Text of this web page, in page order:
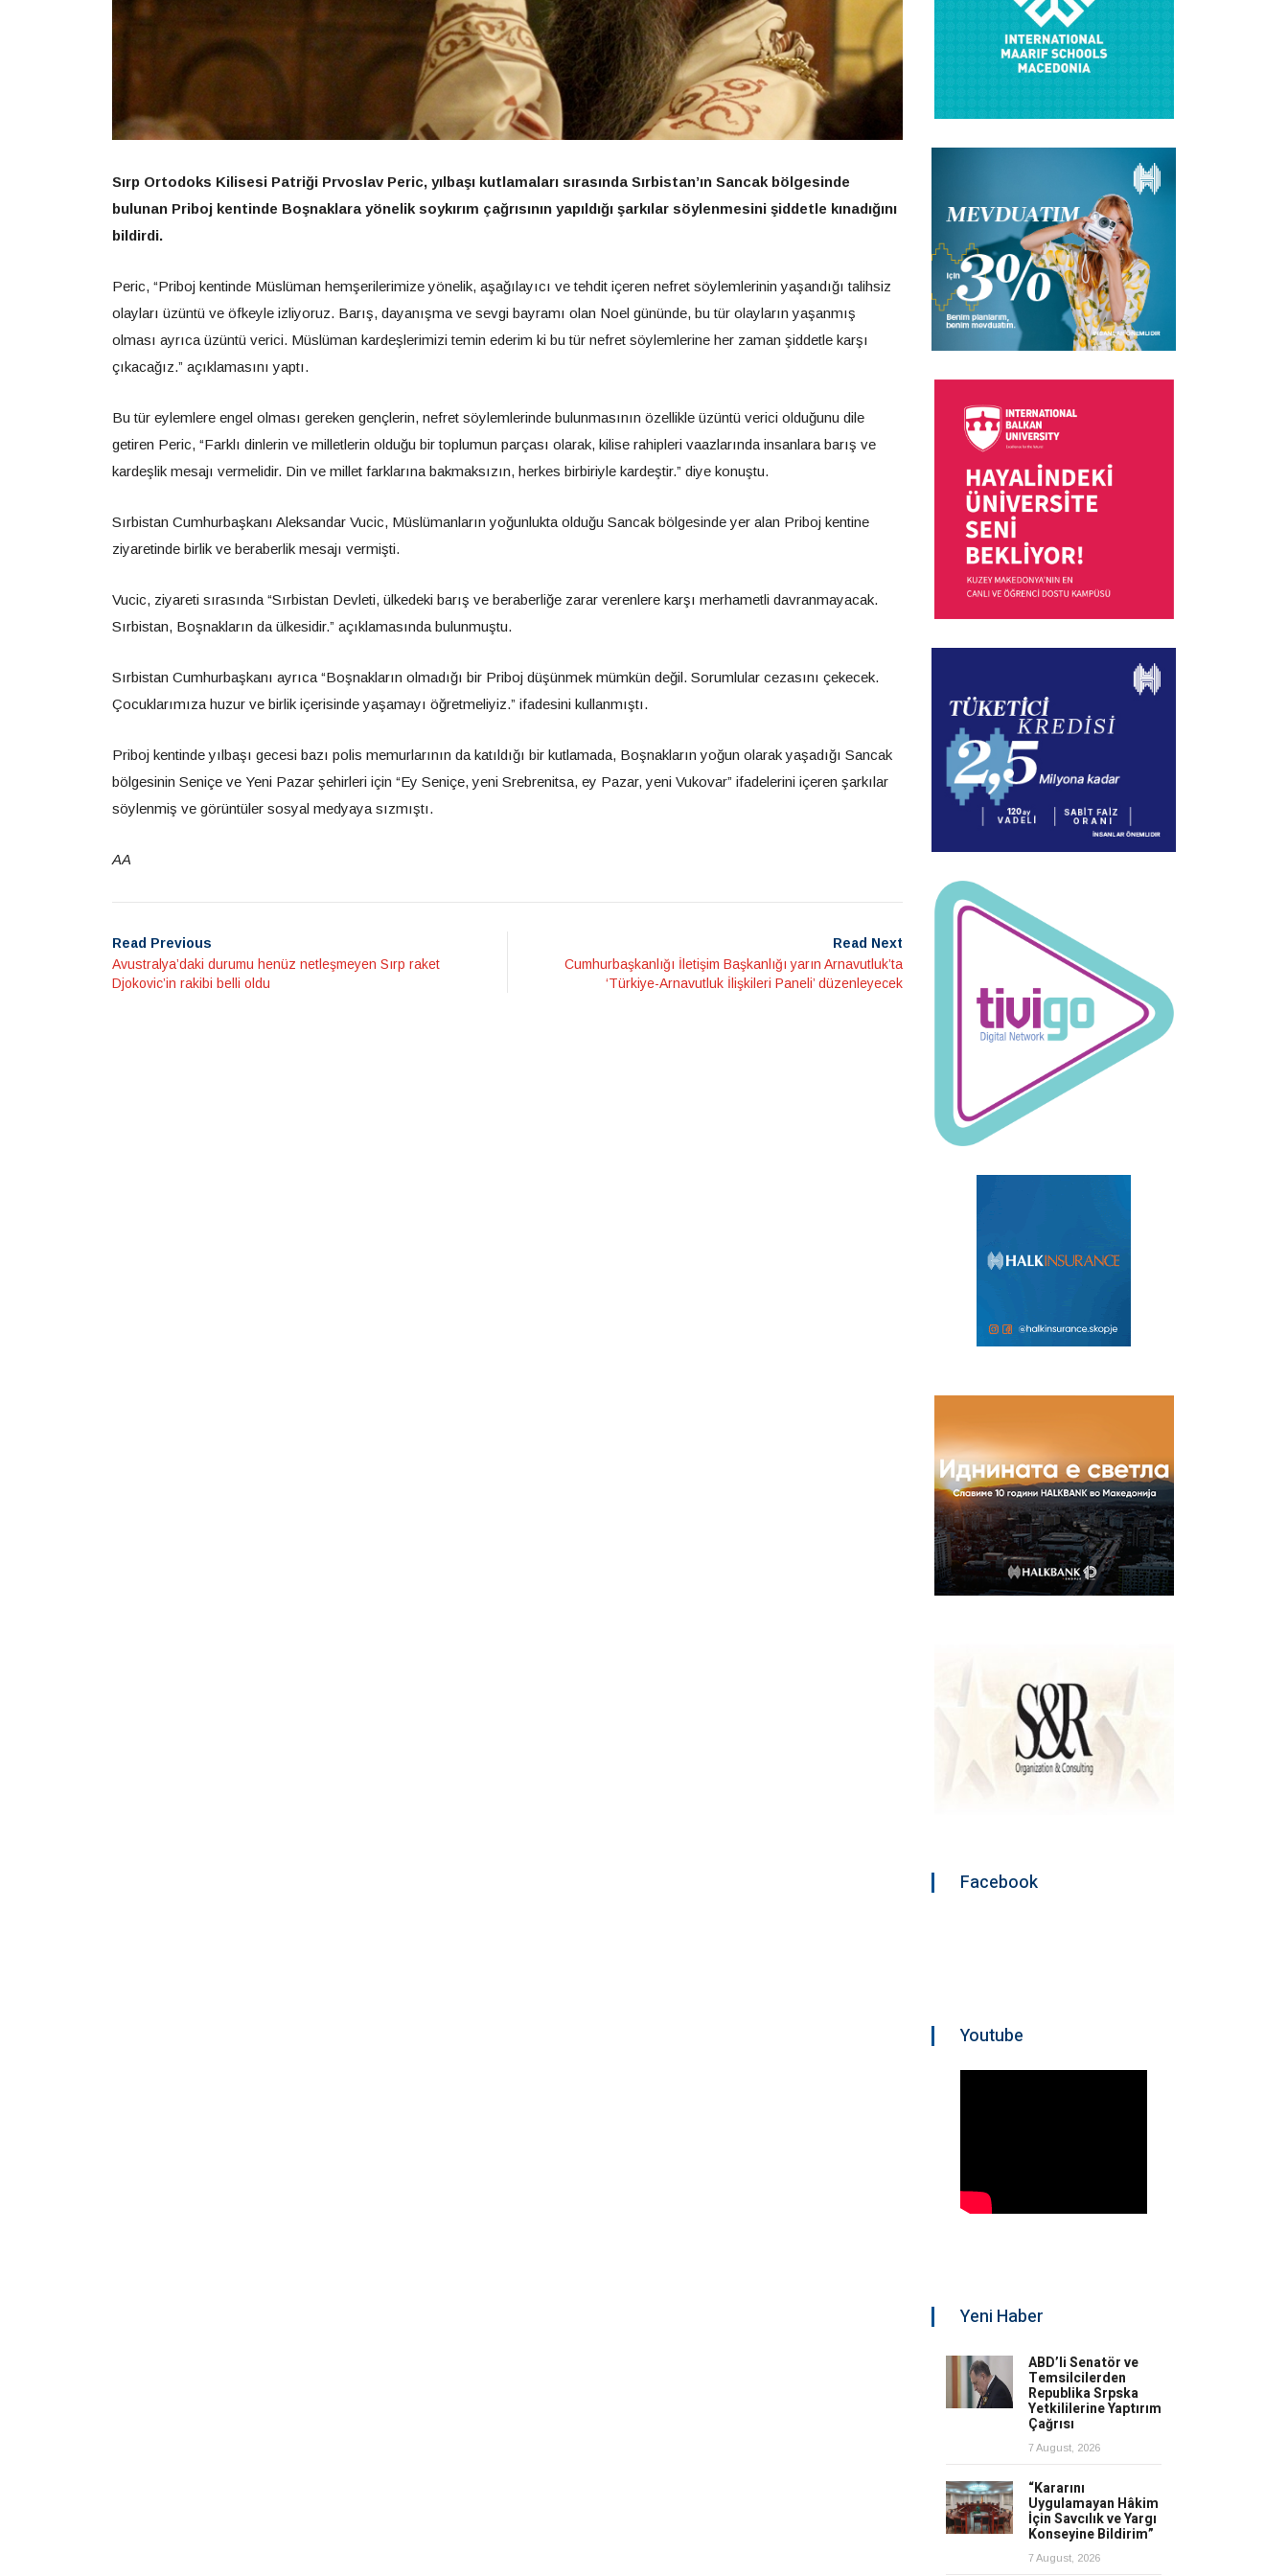
Sırp Ortodoks Kilisesi Patriği Prvoslav Peric, yılbaşı kutlamaları sırasında Sırbistan’ın Sancak bölgesinde
bulunan Priboj kentinde Boşnaklara yönelik soykırım çağrısının yapıldığı şarkılar söylenmesini şiddetle kınadığını
bildirdi.
Peric, “Priboj kentinde Müslüman hemşerilerimize yönelik, aşağılayıcı ve tehdit içeren nefret söylemlerinin yaşandığı talihsiz
olayları üzüntü ve öfkeyle izliyoruz. Barış, dayanışma ve sevgi bayramı olan Noel gününde, bu tür olayların yaşanmış
olması ayrıca üzüntü verici. Müslüman kardeşlerimizi temin ederim ki bu tür nefret söylemlerine her zaman şiddetle karşı
çıkacağız.” açıklamasını yaptı.
Bu tür eylemlere engel olması gereken gençlerin, nefret söylemlerinde bulunmasının özellikle üzüntü verici olduğunu dile
getiren Peric, “Farklı dinlerin ve milletlerin olduğu bir toplumun parçası olarak, kilise rahipleri vaazlarında insanlara barış ve
kardeşlik mesajı vermelidir. Din ve millet farklarına bakmaksızın, herkes birbiriyle kardeştir.” diye konuştu.
Sırbistan Cumhurbaşkanı Aleksandar Vucic, Müslümanların yoğunlukta olduğu Sancak bölgesinde yer alan Priboj kentine
ziyaretinde birlik ve beraberlik mesajı vermişti.
Vucic, ziyareti sırasında “Sırbistan Devleti, ülkedeki barış ve beraberliğe zarar verenlere karşı merhametli davranmayacak.
Sırbistan, Boşnakların da ülkesidir.” açıklamasında bulunmuştu.
Sırbistan Cumhurbaşkanı ayrıca “Boşnakların olmadığı bir Priboj düşünmek mümkün değil. Sorumlular cezasını çekecek.
Çocuklarımıza huzur ve birlik içerisinde yaşamayı öğretmeliyiz.” ifadesini kullanmıştı.
Priboj kentinde yılbaşı gecesi bazı polis memurlarının da katıldığı bir kutlamada, Boşnakların yoğun olarak yaşadığı Sancak
bölgesinin Seniçe ve Yeni Pazar şehirleri için “Ey Seniçe, yeni Srebrenitsa, ey Pazar, yeni Vukovar” ifadelerini içeren şarkılar
söylenmiş ve görüntüler sosyal medyaya sızmıştı.
AA
Read Previous
Avustralya’daki durumu henüz netleşmeyen Sırp raket
Djokovic’in rakibi belli oldu
Read Next
Cumhurbaşkanlığı İletişim Başkanlığı yarın Arnavutluk’ta
‘Türkiye-Arnavutluk İlişkileri Paneli’ düzenleyecek
Facebook
Youtube
Yeni Haber
ABD’li Senatör ve
Temsilcilerden
Republika Srpska
Yetkililerine Yaptırım
Çağrısı
7 August, 2026
“Kararını
Uygulamayan Hâkim
İçin Savcılık ve Yargı
Konseyine Bildirim”
7 August, 2026